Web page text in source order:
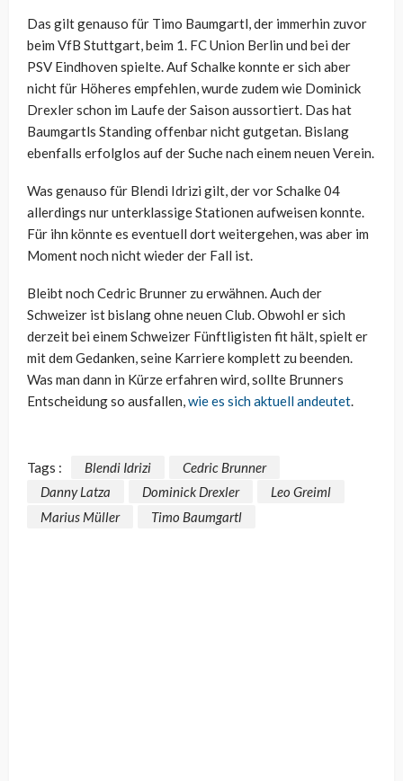
Das gilt genauso für Timo Baumgartl, der immerhin zuvor
beim VfB Stuttgart, beim 1. FC Union Berlin und bei der
PSV Eindhoven spielte. Auf Schalke konnte er sich aber
nicht für Höheres empfehlen, wurde zudem wie Dominick
Drexler schon im Laufe der Saison aussortiert. Das hat
Baumgartls Standing offenbar nicht gutgetan. Bislang
ebenfalls erfolglos auf der Suche nach einem neuen Verein.
Was genauso für Blendi Idrizi gilt, der vor Schalke 04
allerdings nur unterklassige Stationen aufweisen konnte.
Für ihn könnte es eventuell dort weitergehen, was aber im
Moment noch nicht wieder der Fall ist.
Bleibt noch Cedric Brunner zu erwähnen. Auch der
Schweizer ist bislang ohne neuen Club. Obwohl er sich
derzeit bei einem Schweizer Fünftligisten fit hält, spielt er
mit dem Gedanken, seine Karriere komplett zu beenden.
Was man dann in Kürze erfahren wird, sollte Brunners
Entscheidung so ausfallen,wie es sich aktuell andeutet.
Tags : Blendi Idrizi
Cedric Brunner
Danny Latza
Dominick Drexler
Leo Greiml
Marius Müller
Timo Baumgartl